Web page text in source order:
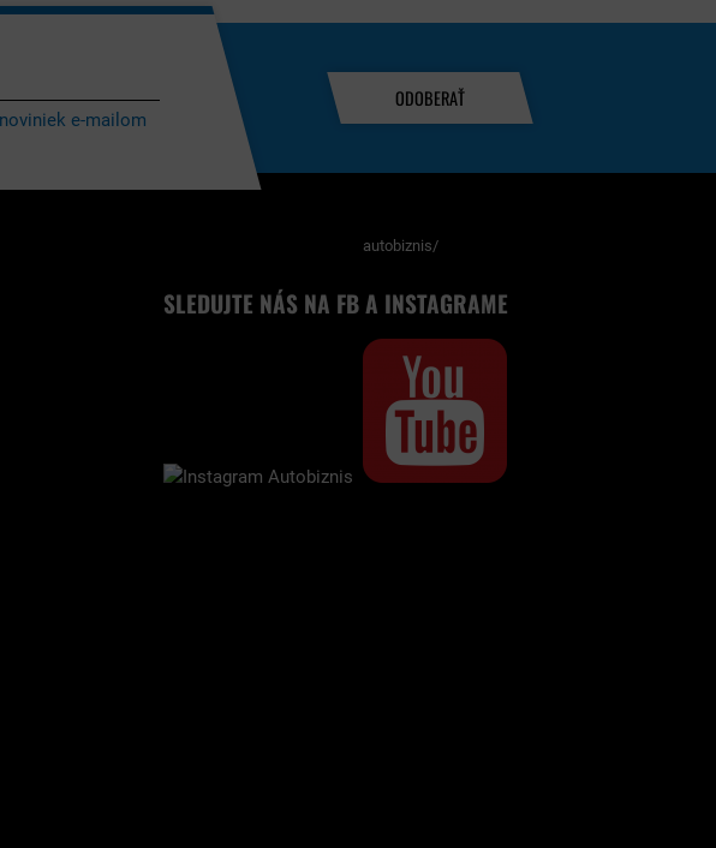
e-mailom
ODOBERAŤ
autobiznis/
SLEDUJTE NÁS NA FB A INSTAGRAME